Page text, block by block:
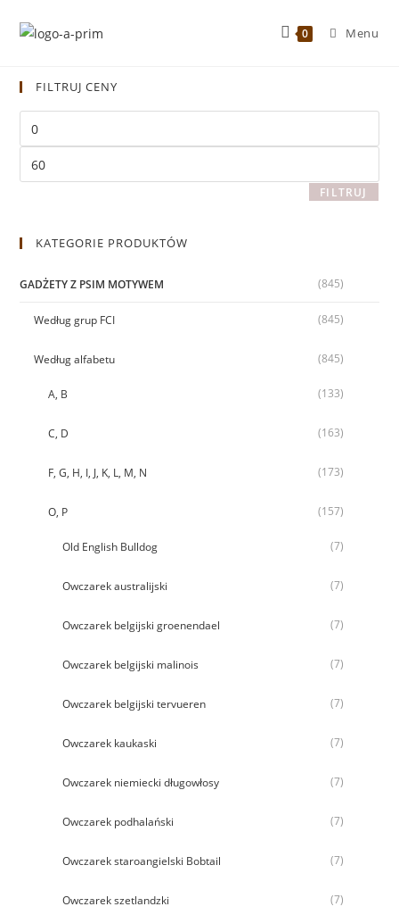
0 Menu
FILTRUJ CENY
FILTRUJ
KATEGORIE PRODUKTÓW
GADŻETY Z PSIM MOTYWEM (845)
Według grup FCI (845)
Według alfabetu (845)
A, B (133)
C, D (163)
F, G, H, I, J, K, L, M, N (173)
O, P (157)
Old English Bulldog (7)
Owczarek australijski (7)
Owczarek belgijski groenendael (7)
Owczarek belgijski malinois (7)
Owczarek belgijski tervueren (7)
Owczarek kaukaski (7)
Owczarek niemiecki długowłosy (7)
Owczarek podhalański (7)
Owczarek staroangielski Bobtail (7)
Owczarek szetlandzki (7)